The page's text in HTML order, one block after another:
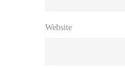
Website